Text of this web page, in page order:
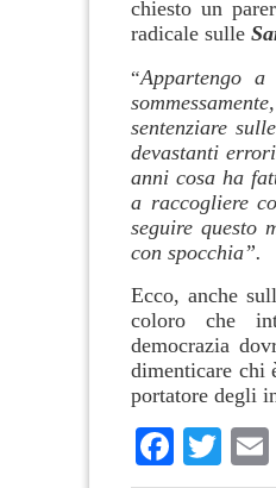
chiesto un
radicale sulle
“Appartengo
sentenziare
devastanti
anni cosa ha
a raccogliere
seguire questo
con spocchia”.
Ecco, anche
coloro che
democrazia
dimenticare chi
portatore degli